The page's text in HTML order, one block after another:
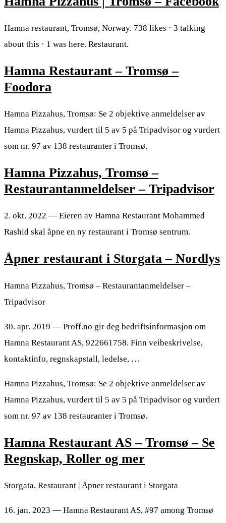
Hamna restaurant, Tromsø, Norway. 738 likes · 3 talking
about this · 1 was here. Restaurant.
Hamna Restaurant – Tromsø –
Foodora
Hamna Pizzahus, Tromsø: Se 2 objektive anmeldelser av
Hamna Pizzahus, vurdert til 5 av 5 på Tripadvisor og vurdert
som nr. 97 av 138 restauranter i Tromsø.
Hamna Pizzahus, Tromsø –
Restaurantanmeldelser – Tripadvisor
2. okt. 2022 — Eieren av Hamna Restaurant Mohammed
Rashid skal åpne en ny restaurant i Tromsø sentrum.
Åpner restaurant i Storgata – Nordlys
Hamna Pizzahus, Tromsø – Restaurantanmeldelser –
Tripadvisor
30. apr. 2019 — Proff.no gir deg bedriftsinformasjon om
Hamna Restaurant AS, 922661758. Finn veibeskrivelse,
kontaktinfo, regnskapstall, ledelse, …
Hamna Pizzahus, Tromsø: Se 2 objektive anmeldelser av
Hamna Pizzahus, vurdert til 5 av 5 på Tripadvisor og vurdert
som nr. 97 av 138 restauranter i Tromsø.
Hamna Restaurant AS – Tromsø – Se
Regnskap, Roller og mer
Storgata, Restaurant | Åpner restaurant i Storgata
16. jan. 2023 — Hamna Restaurant AS, #97 among Tromsø